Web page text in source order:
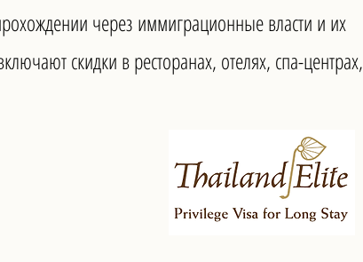
через иммиграционные власти и их
скидки в ресторанах, отелях, спа-центрах,